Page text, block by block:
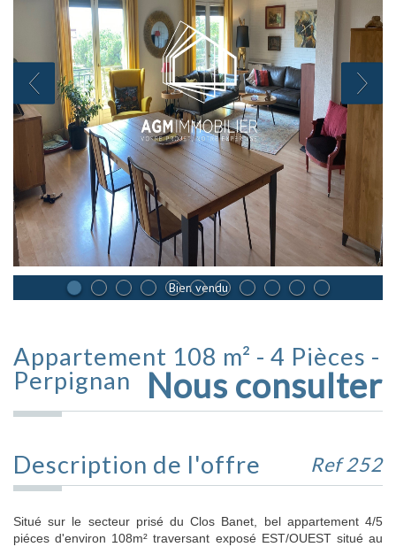
Bien vendu
Appartement 108 m² - 4 Pièces -
Perpignan
Nous consulter
Description de l'offre Ref 252
Situé sur le secteur prisé du Clos Banet, bel appartement 4/5
piéces d'environ 108m² traversant exposé EST/OUEST situé au